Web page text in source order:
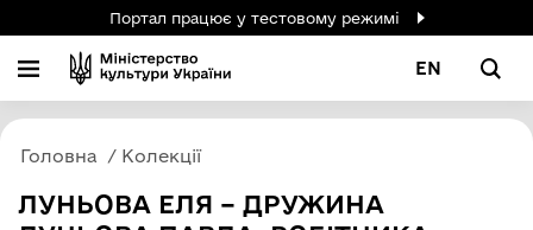
Портал працює у тестовому режимі
EN
Головна Колекції
ЛУНЬОВА ЕЛЯ – ДРУЖИНА